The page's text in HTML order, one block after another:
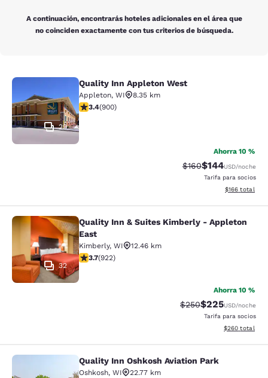
A continuación, encontrarás hoteles adicionales en el área que
no coinciden exactamente con tus criterios de búsqueda.
Quality Inn Appleton West
29
Quality Inn Appleton West
Appleton, WI
8.35 km
calificación de 3.41 estrellas. Bueno. 900 reseñas
3.4(900)
Ahorra 10 %
Precio tachado:
$160Precio con
$144USD/noche
Tarifa para socios
Ver detalles
$166 total
Quality Inn & Suites Kimberly -
32
Quality Inn & Suites Kimberly - Appleton
East
Kimberly, WI
12.46 km
calificación de 3.74 estrellas. Bueno. 922 reseñas
3.7(922)
Ahorra 10 %
Precio tachado:
$250Precio con
$225USD/noche
Tarifa para socios
Ver detalles
$260 total
Quality Inn Oshkosh Aviation Park
Quality Inn Oshkosh Aviation Park
Oshkosh, WI
22.77 km